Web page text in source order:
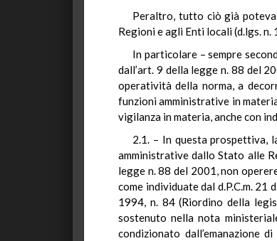
Peraltro, tutto ciò già
Regioni e agli Enti locali (d.lgs.
In particolare – sempre
dall’art. 9 della legge n. 88 del
operatività della norma, a
funzioni amministrative in
vigilanza in materia, anche con
2.1. – In questa prospettiva,
amministrative dallo Stato alle
legge n. 88 del 2001, non
come individuate dal d.P.C.m.
1994, n. 84 (Riordino della
sostenuto nella nota
condizionato dall’emanazione